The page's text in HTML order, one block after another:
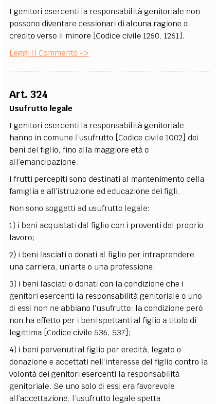
I genitori esercenti la responsabilità genitoriale non
possono diventare cessionari di alcuna ragione o
credito verso il minore [Codice civile 1260, 1261].
Leggi Il Commento ->
Art. 324
Usufrutto legale
I genitori esercenti la responsabilità genitoriale
hanno in comune l’usufrutto [Codice civile 1002] dei
beni del figlio, fino alla maggiore età o
all’emancipazione.
I frutti percepiti sono destinati al mantenimento della
famiglia e all’istruzione ed educazione dei figli.
Non sono soggetti ad usufrutto legale:
1) i beni acquistati dal figlio con i proventi del proprio
lavoro;
2) i beni lasciati o donati al figlio per intraprendere
una carriera, un’arte o una professione;
3) i beni lasciati o donati con la condizione che i
genitori esercenti la responsabilità genitoriale o uno
di essi non ne abbiano l’usufrutto: la condizione però
non ha effetto per i beni spettanti al figlio a titolo di
legittima [Codice civile 536, 537];
4) i beni pervenuti al figlio per eredità, legato o
donazione e accettati nell’interesse del figlio contro la
volontà dei genitori esercenti la responsabilità
genitoriale. Se uno solo di essi era favorevole
all’accettazione, l’usufrutto legale spetta